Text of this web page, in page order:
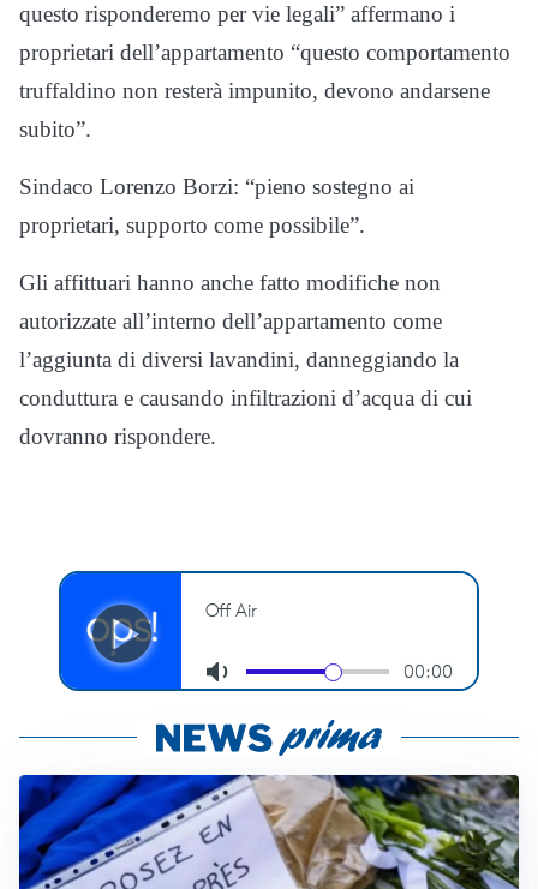
questo risponderemo per vie legali” affermano i
proprietari dell’appartamento “questo comportamento
truffaldino non resterà impunito, devono andarsene
subito”.
Sindaco Lorenzo Borzi: “pieno sostegno ai
proprietari, supporto come possibile”.
Gli affittuari hanno anche fatto modifiche non
autorizzate all’interno dell’appartamento come
l’aggiunta di diversi lavandini, danneggiando la
conduttura e causando infiltrazioni d’acqua di cui
dovranno rispondere.